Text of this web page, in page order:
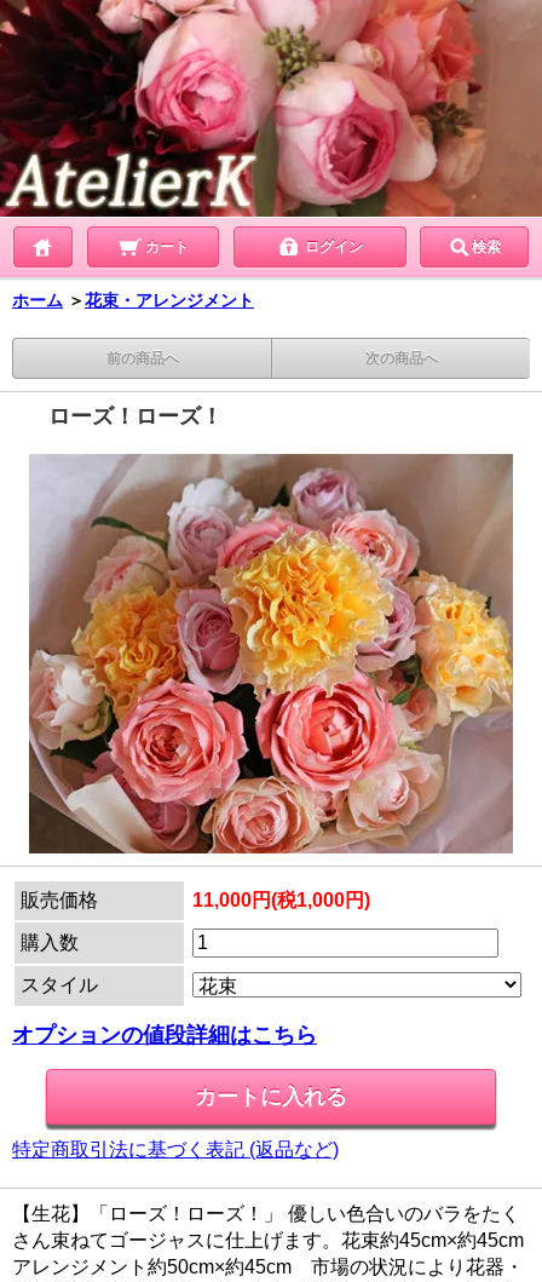
カート ログイン 検索
ホーム ＞花束・アレンジメント
前の商品へ 次の商品へ
ローズ！ローズ！
販売価格 11,000円(税1,000円)
購入数
スタイル
オプションの値段詳細はこちら
特定商取引法に基づく表記 (返品など)
【生花】「ローズ！ローズ！」 優しい色合いのバラをたく
さん束ねてゴージャスに仕上げます。花束約45cm×約45cm
アレンジメント約50cm×約45cm 市場の状況により花器・